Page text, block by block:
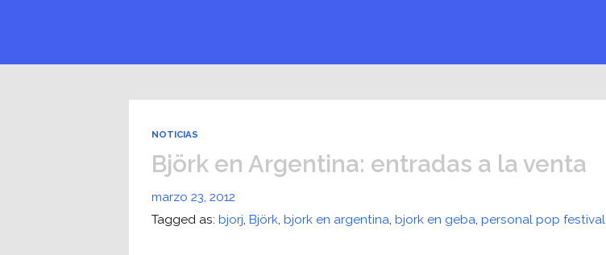
NOTICIAS
Björk en Argentina: entradas a la venta
marzo 23, 2012
Tagged as:bjorj,Björk,bjork en argentina,bjork en geba,personal pop festival